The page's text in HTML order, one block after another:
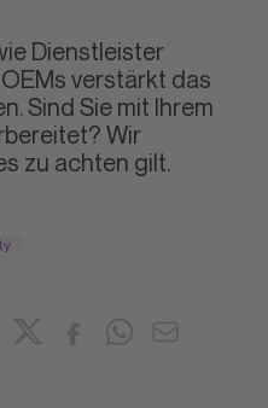
Dienstleister
verstärkt das
Sind Sie mit Ihrem
Wir
zu achten gilt.